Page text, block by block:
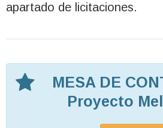
apartado de licitaciones.
MESA DE
Proyecto